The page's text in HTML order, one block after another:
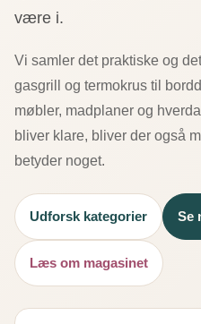
være i.
Vi samler det praktiske og
gasgrill og termokrus til
møbler, madplaner og
bliver klare, bliver der også
betyder noget.
Udforsk kategorier Se
Læs om magasinet